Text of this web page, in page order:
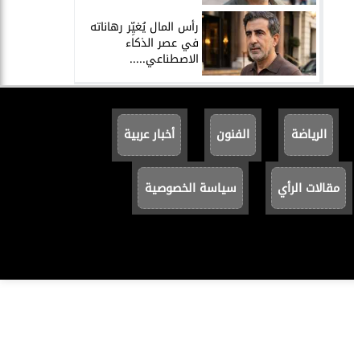
رأس المال يُغيِّر رهاناته
في عصر الذكاء
الاصطناعي.....
الرياضة الفنون أخبار عربية
مقالات الرأي سياسة الخصوصية